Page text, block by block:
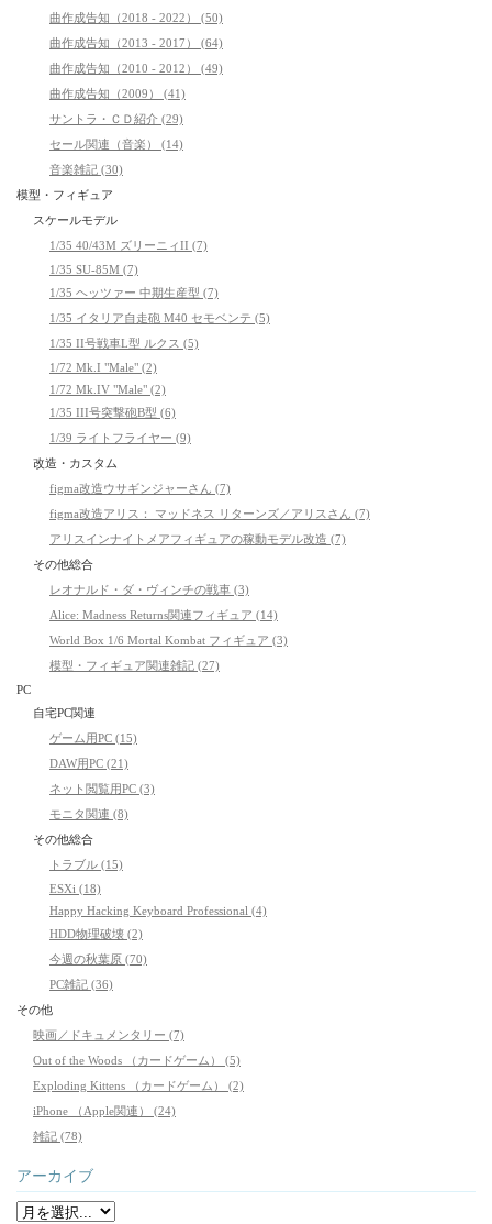
曲作成告知（2018 - 2022） (50)
曲作成告知（2013 - 2017） (64)
曲作成告知（2010 - 2012） (49)
曲作成告知（2009） (41)
サントラ・ＣＤ紹介 (29)
セール関連（音楽） (14)
音楽雑記 (30)
模型・フィギュア
スケールモデル
1/35 40/43M ズリーニィII (7)
1/35 SU-85M (7)
1/35 ヘッツァー 中期生産型 (7)
1/35 イタリア自走砲 M40 セモベンテ (5)
1/35 II号戦車L型 ルクス (5)
1/72 Mk.I "Male" (2)
1/72 Mk.IV "Male" (2)
1/35 III号突撃砲B型 (6)
1/39 ライトフライヤー (9)
改造・カスタム
figma改造ウサギンジャーさん (7)
figma改造アリス： マッドネス リターンズ／アリスさん (7)
アリスインナイトメアフィギュアの稼動モデル改造 (7)
その他総合
レオナルド・ダ・ヴィンチの戦車 (3)
Alice: Madness Returns関連フィギュア (14)
World Box 1/6 Mortal Kombat フィギュア (3)
模型・フィギュア関連雑記 (27)
PC
自宅PC関連
ゲーム用PC (15)
DAW用PC (21)
ネット閲覧用PC (3)
モニタ関連 (8)
その他総合
トラブル (15)
ESXi (18)
Happy Hacking Keyboard Professional (4)
HDD物理破壊 (2)
今週の秋葉原 (70)
PC雑記 (36)
その他
映画／ドキュメンタリー (7)
Out of the Woods （カードゲーム） (5)
Exploding Kittens （カードゲーム） (2)
iPhone （Apple関連） (24)
雑記 (78)
アーカイブ